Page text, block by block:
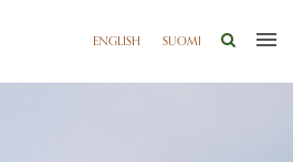
ENGLISH SUOMI